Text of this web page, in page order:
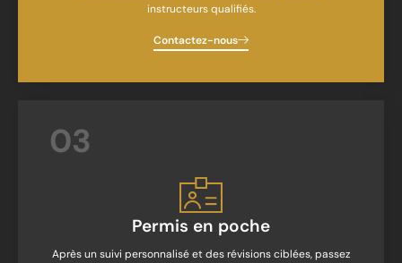
instructeurs qualifiés.
Contactez-nous
03
Permis en poche
Après un suivi personnalisé et des révisions ciblées, passez